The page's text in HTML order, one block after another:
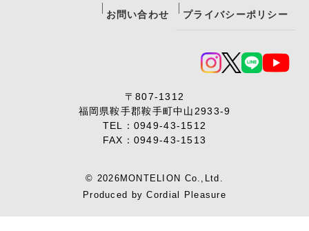
お問い合わせ プライバシーポリシー
〒807-1312
福岡県鞍手郡鞍手町中山2933-9
TEL： 0949-43-1512
FAX：0949-43-1513
© 2026MONTELION Co.,Ltd.
Produced byCordial Pleasure